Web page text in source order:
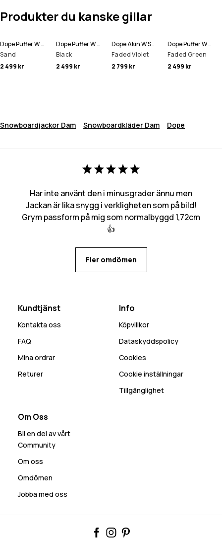
Produkter du kanske gillar
Dope Puffer W Full Zip Snowboardjacka Kvinna
Sand
2 499 kr
Dope Puffer W Full Zip Snowboardjacka Kvinna
Black
2 499 kr
Dope Akin W Snowboardjacka Kvinna
Faded Violet
2 799 kr
Dope Puffer W Full Zip Snowboardjacka Kvinna
Faded Green
2 499 kr
Snowboardjackor Dam Snowboardkläder Dam Dope
Har inte använt den i minusgrader ännu men
Jackan är lika snygg i verkligheten som på bild!
Grym passform på mig som normalbyggd 1,72cm
👍
Fler omdömen
Kundtjänst
Kontakta oss
FAQ
Mina ordrar
Returer
Info
Köpvillkor
Dataskyddspolicy
Cookies
Cookie inställningar
Tillgänglighet
Om Oss
Bli en del av vårt
Community
Om oss
Omdömen
Jobba med oss